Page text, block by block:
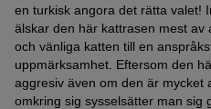
en turkisk angora det rätta valet!
älskar den här kattrasen mest av
och vänliga katten till en
uppmärksamhet. Eftersom den
aggresiv även om den är mycket
omkring sig sysselsätter man sig